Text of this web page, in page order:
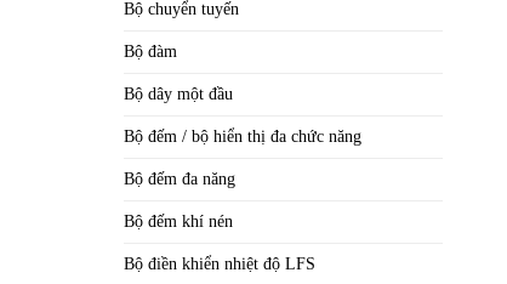
Bộ chuyển tuyến
Bộ đàm
Bộ dây một đầu
Bộ đếm / bộ hiển thị đa chức năng
Bộ đếm đa năng
Bộ đếm khí nén
Bộ điền khiển nhiệt độ LFS